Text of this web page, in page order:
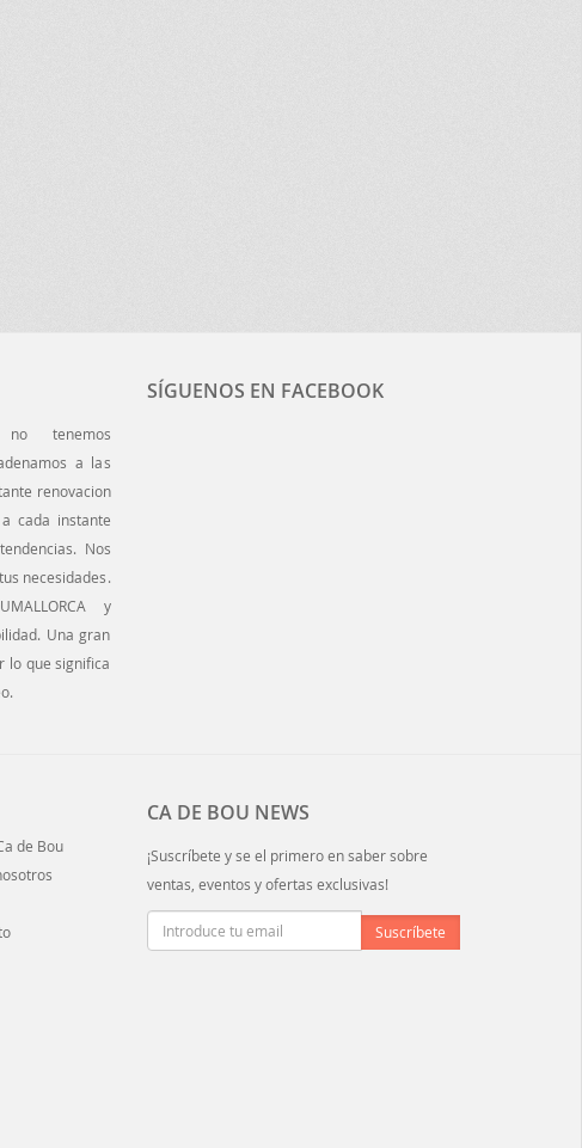
no tenemos
a las
renovacion
cada instante
Nos
necesidades.
y
Una gran
lo que significa
SÍGUENOS EN FACEBOOK
de Bou
CA DE BOU NEWS
¡Suscríbete y se el primero en saber sobre
ventas, eventos y ofertas exclusivas!